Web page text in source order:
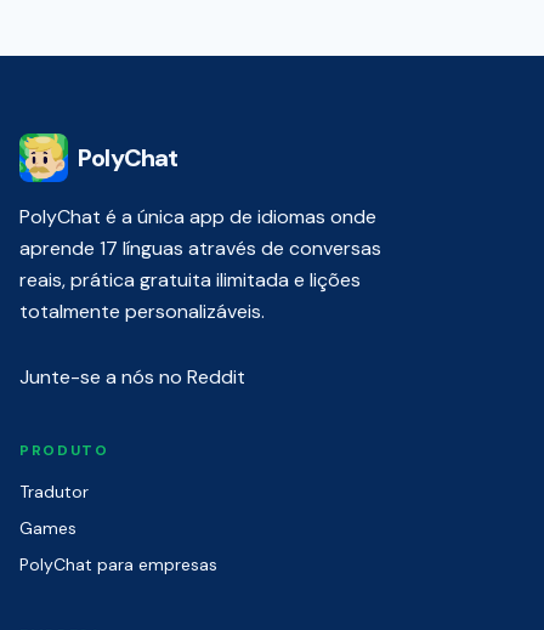
PolyChat
PolyChat é a única app de idiomas onde
aprende 17 línguas através de conversas
reais, prática gratuita ilimitada e lições
totalmente personalizáveis.
Junte-se a nós no Reddit
PRODUTO
Tradutor
Games
PolyChat para empresas